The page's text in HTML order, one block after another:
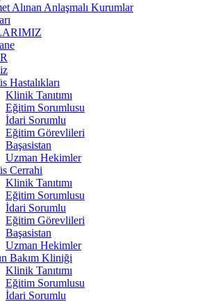
Alınan Anlaşmalı Kurumlar
Hastalıkları
Klinik Tanıtımı
Eğitim Sorumlusu
İdari Sorumlu
Eğitim Görevlileri
Başasistan
Uzman Hekimler
Cerrahi
Klinik Tanıtımı
Eğitim Sorumlusu
İdari Sorumlu
Eğitim Görevlileri
Başasistan
Uzman Hekimler
Bakım Kliniği
Klinik Tanıtımı
Eğitim Sorumlusu
İdari Sorumlu